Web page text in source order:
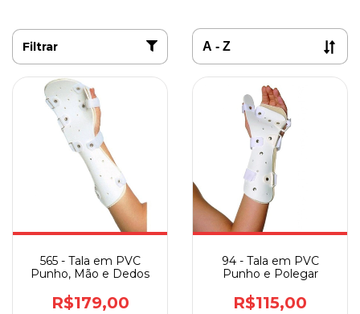
Filtrar
565 - Tala em PVC
Punho, Mão e Dedos
R$179,00
94 - Tala em PVC
Punho e Polegar
R$115,00